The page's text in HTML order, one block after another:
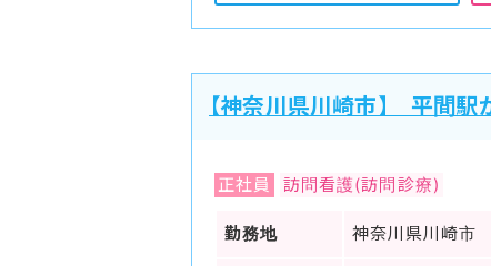
【神奈川県川崎市】 平間駅
正社員 訪問看護(訪問診療)
勤務地 神奈川県川崎市